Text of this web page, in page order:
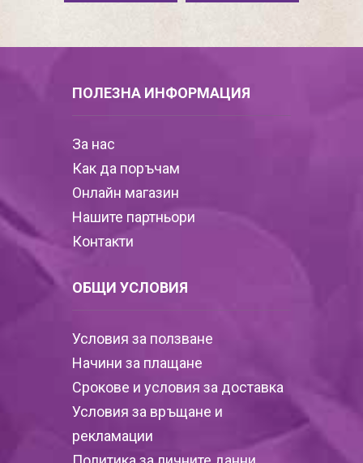
ПОЛЕЗНА ИНФОРМАЦИЯ
За нас
Как да поръчам
Онлайн магазин
Нашите партньори
Контакти
ОБЩИ УСЛОВИЯ
Условия за ползване
Начини за плащане
Срокове и условия за доставка
Условия за връщане и
рекламации